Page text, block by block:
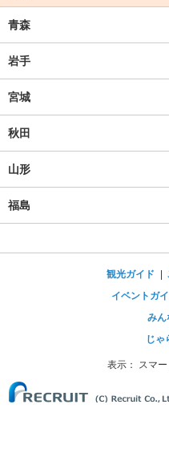
青森
岩手
宮城
秋田
山形
福島
観光ガイド
イベントガ
みん
じゃ
表示： スマ